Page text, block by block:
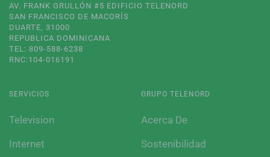
AV. FRANK GRULLÓN #5 EDIFICIO TELENORD
SAN FRANCISCO DE MACORÍS
DUARTE, 31000
REPUBLICA DOMINICANA
TEL: 809-588-6238
RNC:104-016191
SERVICIOS
Television
Internet
GRUPO TELENORD
Acerca De
Sostenibilidad